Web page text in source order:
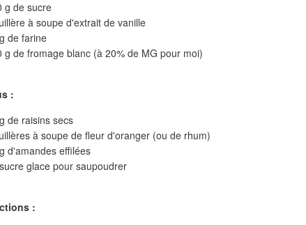
g de sucre
à soupe d'extrait de vanille
de farine
g de fromage blanc (à 20% de MG pour moi)
:
de raisins secs
à soupe de fleur d'oranger (ou de rhum)
d'amandes effilées
glace pour saupoudrer
: